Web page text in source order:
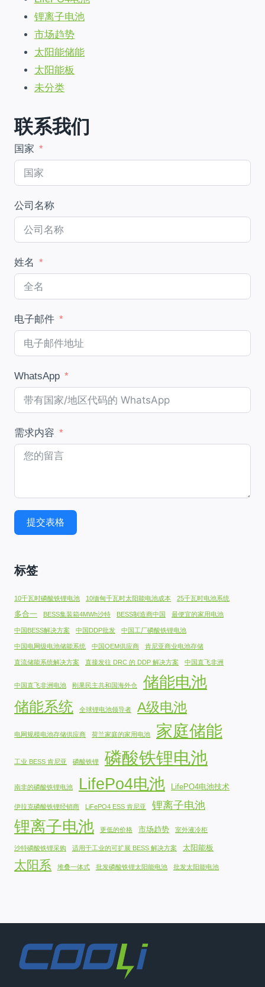
电
池
量
订
单!
锂离子电池
市场趋势
太阳能储能
太阳能板
未分类
联系我们
国家
公司名称
姓名
电子邮件
WhatsApp
需求内容
提交表格
标签
10千瓦时磷酸铁锂电池 10缅甸千瓦时太阳能电池成本 25千瓦时电池系统
多合一 BESS集装箱4MWh沙特 BESS制造商中国 最便宜的家用电池
中国BESS解决方案 中国DDP批发 中国工厂磷酸铁锂电池
中国电网级电池储能系统 中国OEM供应商 肯尼亚商业电池存储
直流储能系统解决方案 直接发往 DRC 的 DDP 解决方案 中国直飞非洲
中国直飞非洲电池 刚果民主共和国海外仓 储能电池
储能系统 全球锂电池领导者 A级电池
电网规模电池存储供应商 荷兰家庭的家用电池 家庭储能
工业 BESS 肯尼亚 磷酸铁锂 磷酸铁锂电池
南非的磷酸铁锂电池 LifePo4电池 LifePO4电池技术
伊拉克磷酸铁锂经销商 LiFePO4 ESS 肯尼亚 锂离子电池
锂离子电池 更低的价格 市场趋势 室外液冷柜
沙特磷酸铁锂采购 适用于工业的可扩展 BESS 解决方案 太阳能板
太阳系 堆叠一体式 批发磷酸铁锂太阳能电池 批发太阳能电池